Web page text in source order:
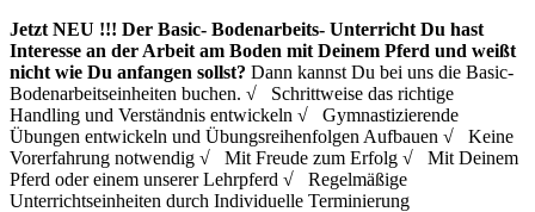
Jetzt NEU !!! Der Basic- Bodenarbeits- Unterricht Du hast
Interesse an der Arbeit am Boden mit Deinem Pferd und weißt
nicht wie Du anfangen sollst? Dann kannst Du bei uns die Basic-
Bodenarbeitseinheiten buchen. √ Schrittweise das richtige
Handling und Verständnis entwickeln √ Gymnastizierende
Übungen entwickeln und Übungsreihenfolgen Aufbauen √ Keine
Vorerfahrung notwendig √ Mit Freude zum Erfolg √ Mit Deinem
Pferd oder einem unserer Lehrpferd √ Regelmäßige
Unterrichtseinheiten durch Individuelle Terminierung